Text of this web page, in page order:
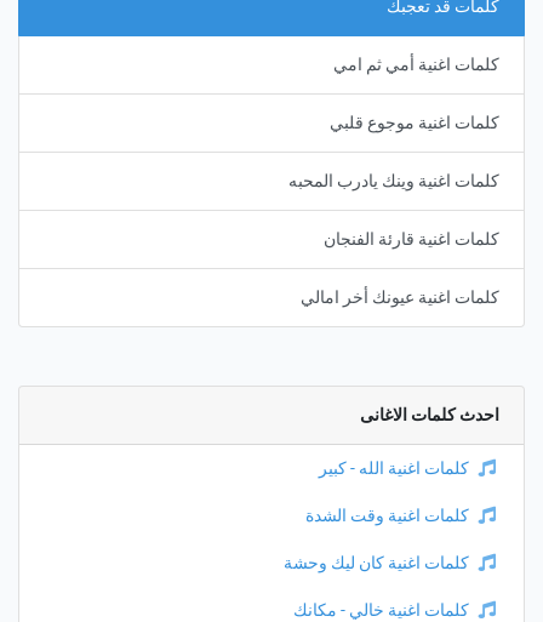
كلمات قد تعجبك
كلمات اغنية أمي ثم امي
كلمات اغنية موجوع قلبي
كلمات اغنية وينك يادرب المحبه
كلمات اغنية قارئة الفنجان
كلمات اغنية عيونك أخر امالي
احدث كلمات الاغانى
كلمات اغنية الله - كبير
كلمات اغنية وقت الشدة
كلمات اغنية كان ليك وحشة
كلمات اغنية خالي - مكانك